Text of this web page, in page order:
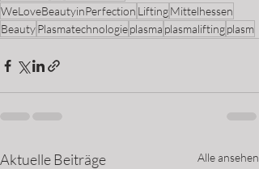
WeLoveBeautyinPerfection LiftingMittelhessen
BeautyPlasmatechnologieplasma plasmaliftingplasm
Aktuelle Beiträge Alle ansehen